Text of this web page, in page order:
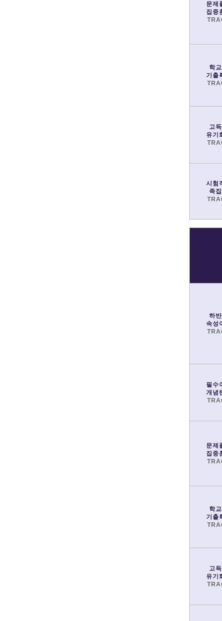
문제
집중
학
기출
고
유기
시험
족
하
속성
필수
개념
문제
집중
학
기출
고
유기